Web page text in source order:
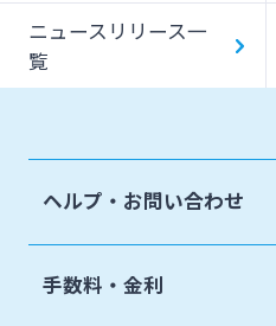
ニュースリリース一
覧
ヘルプ・お問い合わせ
手数料・金利